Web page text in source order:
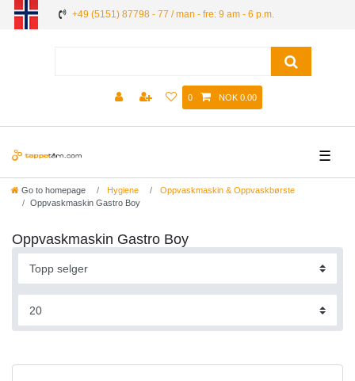
+49 (5151) 87798 - 77 / man - fre: 9 am - 6 p.m.
0 NOK 0.00
☰
Go to homepage Hygiene
Oppvaskmaskin & Oppvaskbørste
Oppvaskmaskin Gastro Boy
Oppvaskmaskin Gastro Boy